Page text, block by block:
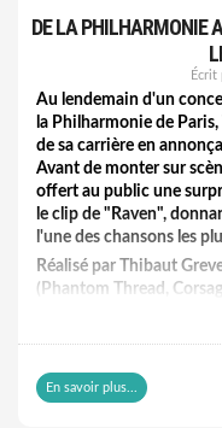
DE LA PHILHARMONIE
Écrit
Au lendemain d'un
la Philharmonie de
de sa carrière en
Avant de monter sur
offert au public une
le clip de "Raven",
l'une des chansons les
Réalisé par Thibaut
(Phantom Thread,
d'imaginer une
la tournée, Raven est
En savoir plus...